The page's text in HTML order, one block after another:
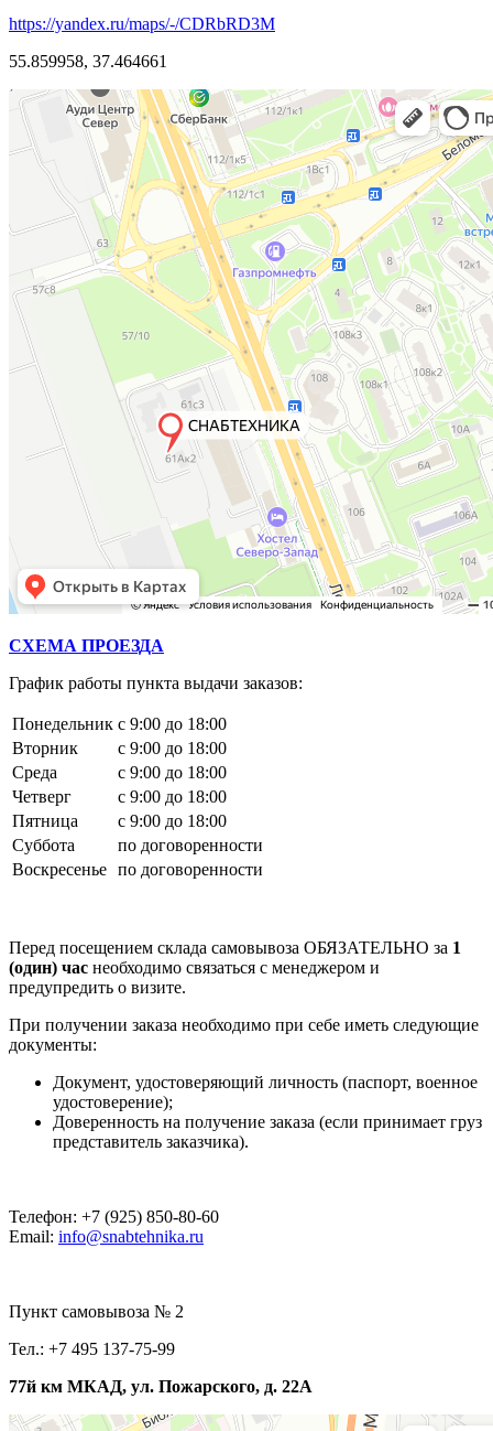
https://yandex.ru/maps/-/CDRbRD3M
55.859958, 37.464661
СХЕМА ПРОЕЗДА
График работы пункта выдачи заказов:
Понедельник с 9:00 до 18:00
Вторник
с 9:00 до 18:00
Среда
с 9:00 до 18:00
Четверг
с 9:00 до 18:00
Пятница
с 9:00 до 18:00
Суббота
по договоренности
Воскресенье по договоренности
Перед посещением склада самовывоза ОБЯЗАТЕЛЬНО за 1
(один) час необходимо связаться с менеджером и
предупредить о визите.
При получении заказа необходимо при себе иметь следующие
документы:
Документ, удостоверяющий личность (паспорт, военное
удостоверение);
Доверенность на получение заказа (если принимает груз
представитель заказчика).
Телефон: +7 (925) 850-80-60
Email: info@snabtehnika.ru
Пункт самовывоза № 2
Тел.: +7 495 137-75-99
77й км МКАД, ул. Пожарского, д. 22А